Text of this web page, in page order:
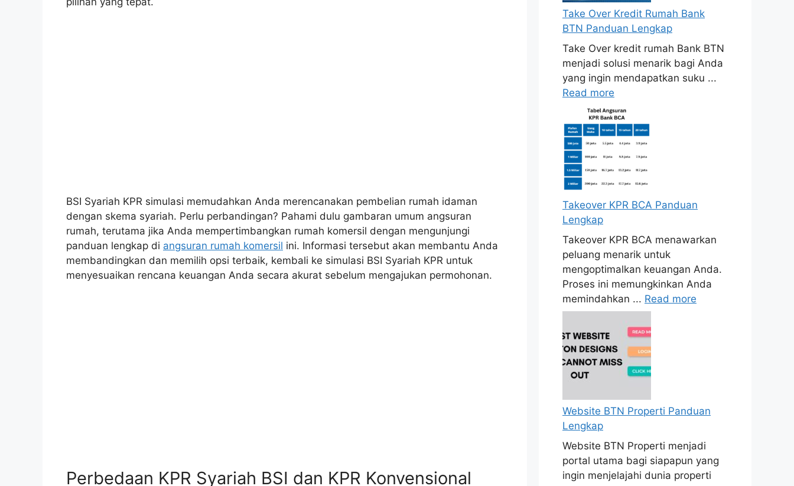
BSI Syariah KPR simulasi memudahkan Anda merencanakan pembelian rumah idaman
dengan skema syariah. Perlu perbandingan? Pahami dulu gambaran umum angsuran
rumah, terutama jika Anda mempertimbangkan rumah komersil dengan mengunjungi
panduan lengkap di angsuran rumah komersil ini. Informasi tersebut akan membantu Anda
membandingkan dan memilih opsi terbaik, kembali ke simulasi BSI Syariah KPR untuk
menyesuaikan rencana keuangan Anda secara akurat sebelum mengajukan permohonan.
Perbedaan KPR Syariah BSI dan KPR Konvensional
Take Over Kredit Rumah Bank
BTN Panduan Lengkap
Take Over kredit rumah Bank BTN
menjadi solusi menarik bagi Anda
yang ingin mendapatkan suku ...
Read more
Takeover KPR BCA Panduan
Lengkap
Takeover KPR BCA menawarkan
peluang menarik untuk
mengoptimalkan keuangan Anda.
Proses ini memungkinkan Anda
memindahkan ... Read more
Website BTN Properti Panduan
Lengkap
Website BTN Properti menjadi
portal utama bagi siapapun yang
ingin menjelajahi dunia properti